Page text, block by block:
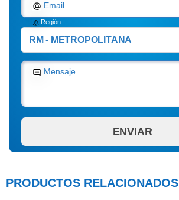
Email
Región
Mensaje
PRODUCTOS RELACIONADOS